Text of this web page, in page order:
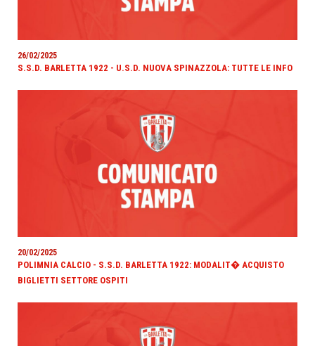
26/02/2025
S.S.D. BARLETTA 1922 - U.S.D. NUOVA SPINAZZOLA: TUTTE LE INFO
20/02/2025
POLIMNIA CALCIO - S.S.D. BARLETTA 1922: MODALIT� ACQUISTO
BIGLIETTI SETTORE OSPITI